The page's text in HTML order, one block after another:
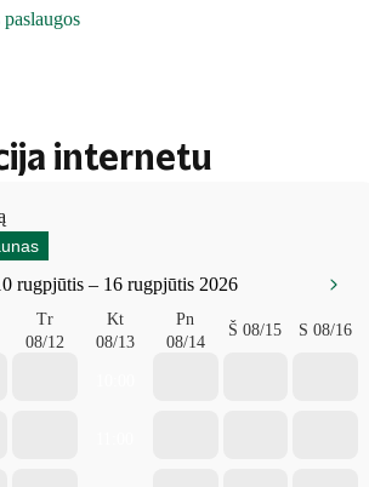
internetu
rugpjūtis – 16 rugpjūtis 2026
Tr
08/12
Kt
08/13
Pn
08/14
Š 08/15 S 08/16